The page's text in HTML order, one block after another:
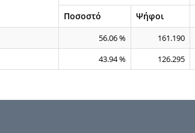
Ποσοστό
Ψήφοι
56.06 % 161.190
43.94 % 126.295